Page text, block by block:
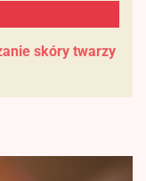
skóry twarzy